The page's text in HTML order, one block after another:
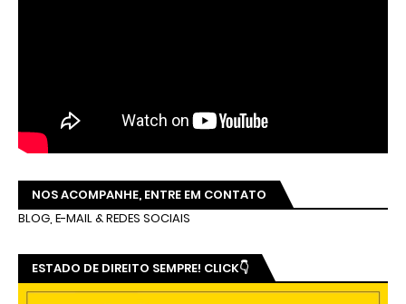
NOS ACOMPANHE, ENTRE EM CONTATO
BLOG, E-MAIL & REDES SOCIAIS
ESTADO DE DIREITO SEMPRE! CLICK👇